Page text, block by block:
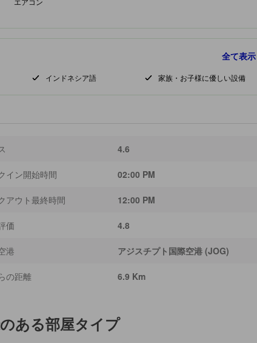
全て表示
インドネシア語 家族・お子様に優しい設備
4.6
イン開始時間 02:00 PM
アウト最終時間 12:00 PM
価 4.8
港 アジスチプト国際空港 (JOG)
の距離 6.9 Km
ある部屋タイプ